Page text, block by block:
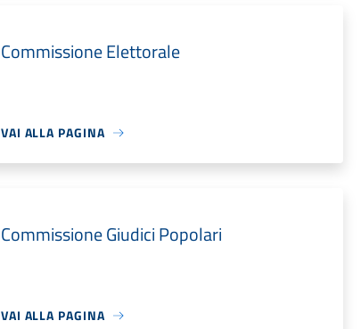
Commissione Elettorale
VAI ALLA PAGINA
Commissione Giudici Popolari
VAI ALLA PAGINA